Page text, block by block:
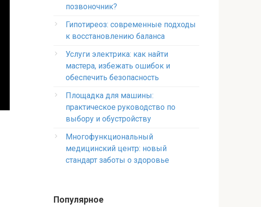
позвоночник?
Гипотиреоз: современные подходы
к восстановлению баланса
Услуги электрика: как найти
мастера, избежать ошибок и
обеспечить безопасность
Площадка для машины:
практическое руководство по
выбору и обустройству
Многофункциональный
медицинский центр: новый
стандарт заботы о здоровье
Популярное